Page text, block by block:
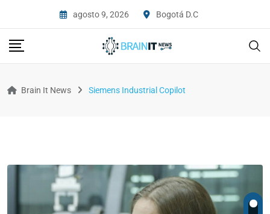
agosto 9, 2026 Bogotá D.C
Brain It News Siemens Industrial Copilot